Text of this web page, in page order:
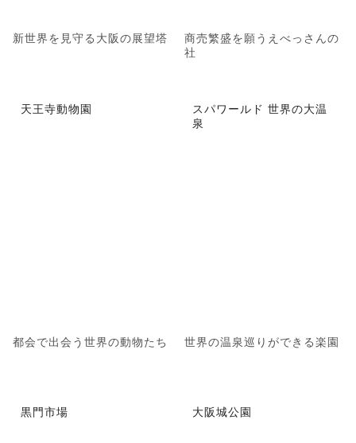
新世界を見守る大阪の展望塔
商売繁盛を願うえべっさんの
社
天王寺動物園
都会で出会う世界の動物たち
スパワールド 世界の大温
泉
世界の温泉巡りができる楽園
黒門市場 大阪城公園